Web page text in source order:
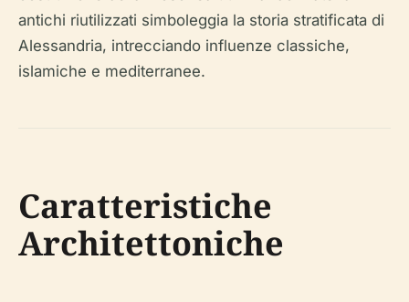
antichi riutilizzati simboleggia la storia stratificata di
Alessandria, intrecciando influenze classiche,
islamiche e mediterranee.
Caratteristiche
Architettoniche